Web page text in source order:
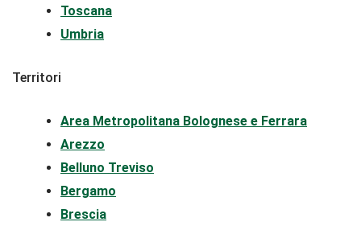
Toscana
Umbria
Territori
Area Metropolitana Bolognese e Ferrara
Arezzo
Belluno Treviso
Bergamo
Brescia